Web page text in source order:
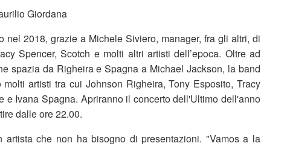
Giordana
nel 2018, grazie a Michele Siviero, manager, fra gli altri, di
Spencer, Scotch e molti altri artisti dell’epoca. Oltre ad
spazia da Righeira e Spagna a Michael Jackson, la band
artisti tra cui Johnson Righeira, Tony Esposito, Tracy
e Ivana Spagna. Apriranno il concerto dell'Ultimo dell'anno
dalle ore 22.00.
artista che non ha bisogno di presentazioni. "Vamos a la